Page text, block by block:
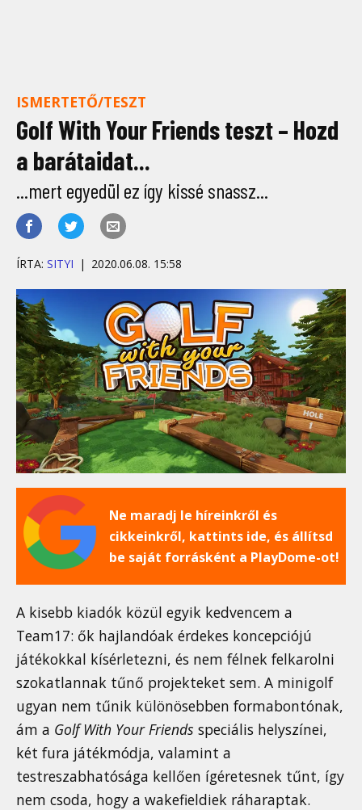
ISMERTETŐ/TESZT
Golf With Your Friends teszt – Hozd
a barátaidat...
...mert egyedül ez így kissé snassz...
ÍRTA: SITYI 2020.06.08. 15:58
Ne maradj le híreinkről és
cikkeinkről, kattints ide, és állítsd
be saját forrásként a PlayDome-ot!
A kisebb kiadók közül egyik kedvencem a
Team17: ők hajlandóak érdekes koncepciójú
játékokkal kísérletezni, és nem félnek felkarolni
szokatlannak tűnő projekteket sem. A minigolf
ugyan nem tűnik különösebben formabontónak,
ám a Golf With Your Friends speciális helyszínei,
két fura játékmódja, valamint a
testreszabhatósága kellően ígéretesnek tűnt, így
nem csoda, hogy a wakefieldiek ráharaptak.